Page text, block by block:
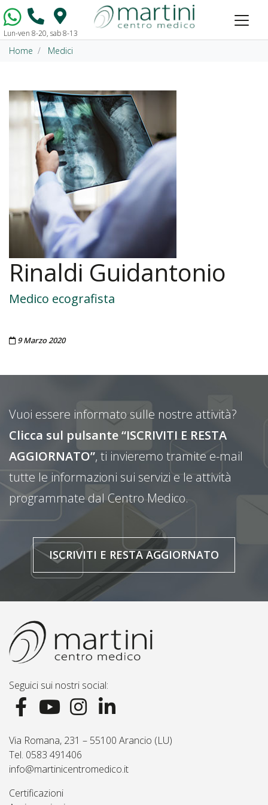
Vai al contenuto
Lun-ven 8-20, sab 8-13
Home Medici
Rinaldi Guidantonio
Medico ecografista
Pubblicato il
9 Marzo 2020
Vuoi essere informato sulle nostre attività?
Clicca sul pulsante “ISCRIVITI E RESTA
AGGIORNATO”, ti invieremo tramite e-mail
tutte le informazioni sui servizi e le attività
programmate dal Centro Medico.
ISCRIVITI E RESTA AGGIORNATO
Seguici sui nostri social:
Via Romana, 231 – 55100 Arancio (LU)
Tel. 0583 491406
info@martinicentromedico.it
Certificazioni